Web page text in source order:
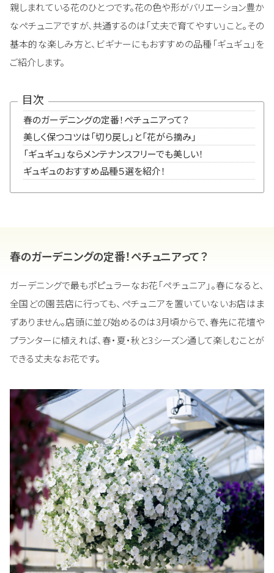
親しまれている花のひとつです。花の色や形がバリエーション豊か
なペチュニアですが、共通するのは「丈夫で育てやすい」こと。その
基本的な楽しみ方と、ビギナーにもおすすめの品種「ギュギュ」を
ご紹介します。
目次
春のガーデニングの定番！ペチュニアって？
美しく保つコツは「切り戻し」と「花がら摘み」
「ギュギュ」ならメンテナンスフリーでも美しい！
ギュギュのおすすめ品種５選を紹介！
春のガーデニングの定番！ペチュニアって？
ガーデニングで最もポピュラーなお花「ペチュニア」。春になると、
全国どの園芸店に行っても、ペチュニアを置いていないお店はま
ずありません。店頭に並び始めるのは3月頃からで、春先に花壇や
プランターに植えれば、春・夏・秋と3シーズン通して楽しむことが
できる丈夫なお花です。